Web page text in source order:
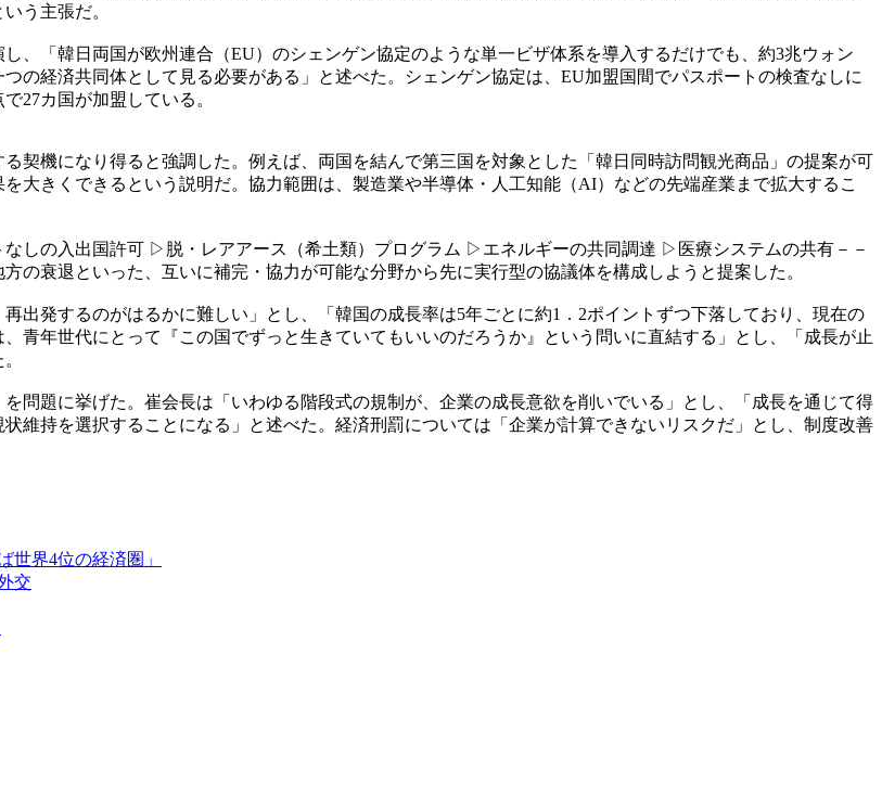
う主張だ。
、「韓日両国が欧州連合（EU）のシェンゲン協定のような単一ビザ体系を導入するだけでも、約3兆ウォン
の経済共同体として見る必要がある」と述べた。シェンゲン協定は、EU加盟国間でパスポートの検査なしに
27カ国が加盟している。
契機になり得ると強調した。例えば、両国を結んで第三国を対象とした「韓日同時訪問観光商品」の提案が可
大きくできるという説明だ。協力範囲は、製造業や半導体・人工知能（AI）などの先端産業まで拡大するこ
しの入出国許可 ▷脱・レアアース（希土類）プログラム ▷エネルギーの共同調達 ▷医療システムの共有－－
の衰退といった、互いに補完・協力が可能な分野から先に実行型の協議体を構成しようと提案した。
出発するのがはるかに難しい」とし、「韓国の成長率は5年ごとに約1．2ポイントずつ下落しており、現在の
青年世代にとって『この国でずっと生きていてもいいのだろうか』という問いに直結する」とし、「成長が止
問題に挙げた。崔会長は「いわゆる階段式の規制が、企業の成長意欲を削いでいる」とし、「成長を通じて得
維持を選択することになる」と述べた。経済刑罰については「企業が計算できないリスクだ」とし、制度改善
界4位の経済圏」
交